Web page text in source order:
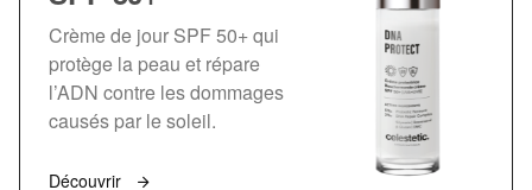
Crème de jour SPF 50+ qui
protège la peau et répare
l’ADN contre les dommages
causés par le soleil.
Découvrir